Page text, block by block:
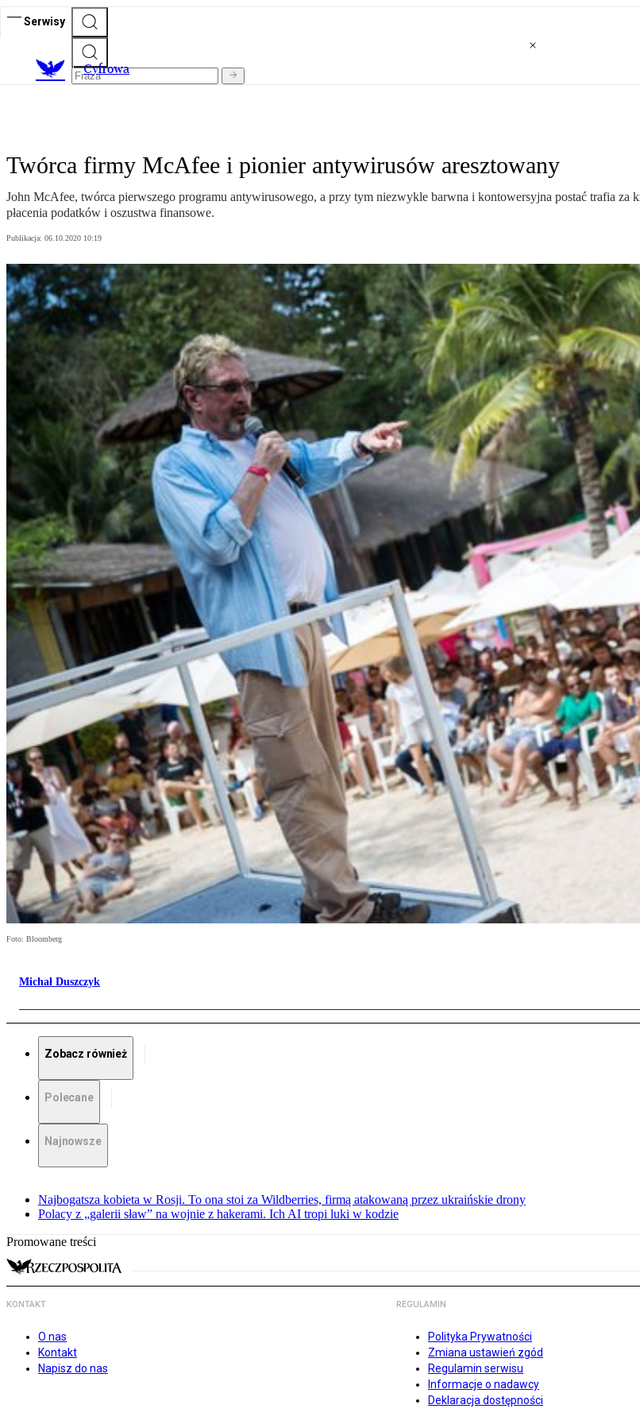
Serwisy
Cyfrowa
Twórca firmy McAfee i pionier antywirusów aresztowany
John McAfee, twórca pierwszego programu antywirusowego, a przy tym niezwykle barwna i kontowersyjna postać trafia za
płacenia podatków i oszustwa finansowe.
Publikacja: 06.10.2020 10:19
Foto: Bloomberg
Michał Duszczyk
Zobacz również
Polecane
Najnowsze
Najbogatsza kobieta w Rosji. To ona stoi za Wildberries, firmą atakowaną przez ukraińskie drony
Polacy z „galerii sław” na wojnie z hakerami. Ich AI tropi luki w kodzie
Promowane treści
KONTAKT
O nas
Kontakt
Napisz do nas
REGULAMIN
Polityka Prywatności
Zmiana ustawień zgód
Regulamin serwisu
Informacje o nadawcy
Deklaracja dostępności